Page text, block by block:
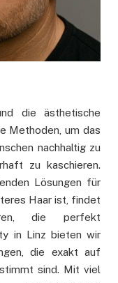
die ästhetische
Methoden, um das
nachhaltig zu
zu kaschieren.
Lösungen für
Haar ist, findet
die perfekt
in Linz bieten wir
die exakt auf
sind. Mit viel